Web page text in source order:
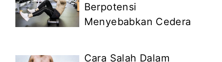
Berpotensi
Menyebabkan Cedera
Cara Salah Dalam